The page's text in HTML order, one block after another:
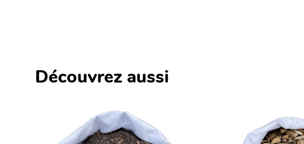
Découvrez aussi